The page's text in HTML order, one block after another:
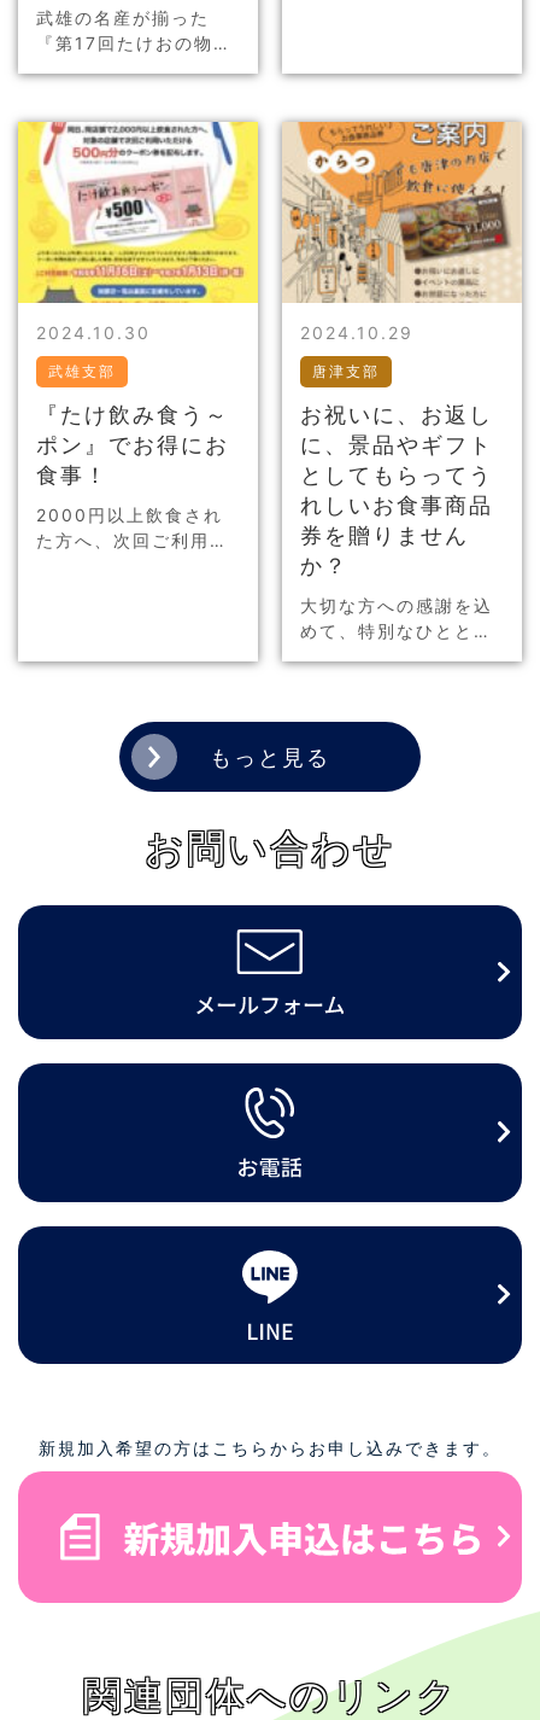
武雄の名産が揃った
『第17回たけおの物産
（日）に開催です♪ 皆
様のお越しをお待ちし
ております。
2024.10.30
武雄支部
『たけ飲み食う～
ポン』でお得にお
食事！
2000円以上飲食され
た方へ、次回ご利用い
2024.10.29
唐津支部
お祝いに、お返し
に、景品やギフト
としてもらってう
れしいお食事商品
券を贈りません
か？
大切な方への感謝を込
めて、特別なひととき
食事商品券をご用意し
ました。お祝いのギフ
トやお返し、景品…
もっと見る
お問い合わせ
新規加入希望の方はこちらからお申し込みできます。
関連団体へのリンク